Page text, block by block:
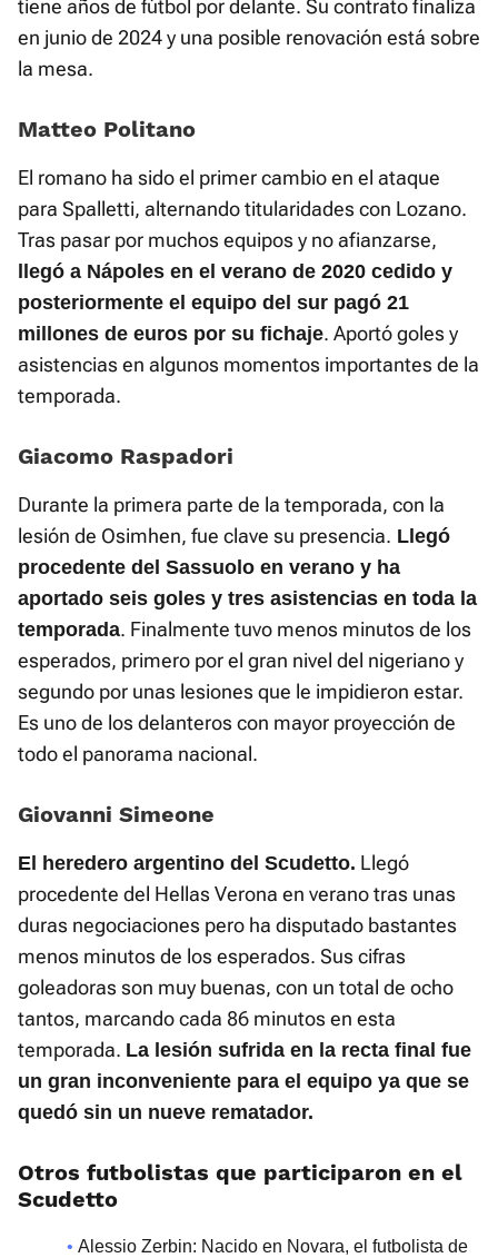
tiene años de fútbol por delante. Su contrato finaliza
en junio de 2024 y una posible renovación está sobre
la mesa.
Matteo Politano
El romano ha sido el primer cambio en el ataque
para Spalletti, alternando titularidades con Lozano.
Tras pasar por muchos equipos y no afianzarse,
llegó a Nápoles en el verano de 2020 cedido y
posteriormente el equipo del sur pagó 21
millones de euros por su fichaje. Aportó goles y
asistencias en algunos momentos importantes de la
temporada.
Giacomo Raspadori
Durante la primera parte de la temporada, con la
lesión de Osimhen, fue clave su presencia. Llegó
procedente del Sassuolo en verano y ha
aportado seis goles y tres asistencias en toda la
temporada. Finalmente tuvo menos minutos de los
esperados, primero por el gran nivel del nigeriano y
segundo por unas lesiones que le impidieron estar.
Es uno de los delanteros con mayor proyección de
todo el panorama nacional.
Giovanni Simeone
El heredero argentino del Scudetto. Llegó
procedente del Hellas Verona en verano tras unas
duras negociaciones pero ha disputado bastantes
menos minutos de los esperados. Sus cifras
goleadoras son muy buenas, con un total de ocho
tantos, marcando cada 86 minutos en esta
temporada. La lesión sufrida en la recta final fue
un gran inconveniente para el equipo ya que se
quedó sin un nueve rematador.
Otros futbolistas que participaron en el
Scudetto
Alessio Zerbin: Nacido en Novara, el futbolista de